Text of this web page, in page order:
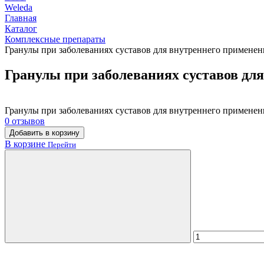
Weleda
Главная
Каталог
Комплексные препараты
Гранулы при заболеваниях суставов для внутреннего
Гранулы при заболеваниях суставов
Гранулы при заболеваниях суставов для внутреннего
0 отзывов
Добавить в корзину
В корзине Перейти